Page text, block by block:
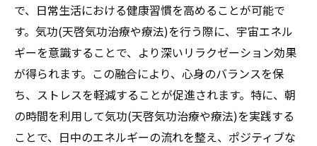
で、日常生活における健康習慣を高めることが可能で
す。気功(天啓気功治療や療法)を行う際に、宇宙エネル
ギーを意識することで、より深いリラクゼーション効果
が得られます。この融合により、心身のバランスを保
ち、ストレスを軽減することが促進されます。特に、朝
の時間を利用して気功(天啓気功治療や療法)を実践する
ことで、日中のエネルギーの流れを整え、ポジティブな